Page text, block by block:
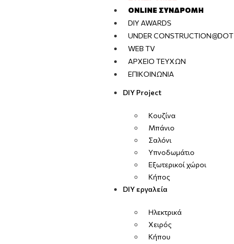
ONLINE ΣΥΝΔΡΟΜΉ
DIY AWARDS
UNDER CONSTRUCTION@DOT
WEB TV
ΑΡΧΕΊΟ ΤΕΥΧΏΝ
ΕΠΙΚΟΙΝΩΝΊΑ
DIY Project
Κουζίνα
Μπάνιο
Σαλόνι
Υπνοδωμάτιο
Εξωτερικοί χώροι
Κήπος
DIY εργαλεία
Ηλεκτρικά
Χειρός
Κήπου